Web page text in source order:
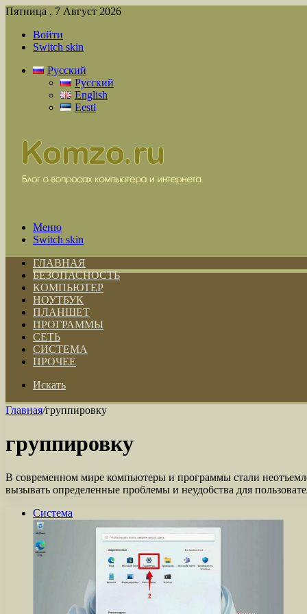
Пятница , 7 Август 2026
Войти
Switch skin
Русский
Русский
English
Eesti
Меню
Switch skin
ГЛАВНАЯ
БЕЗОПАСНОСТЬ
КОМПЬЮТЕР
НОУТБУК
ПЛАНШЕТ
ПРОГРАММЫ
СЕТЬ
СИСТЕМА
ПРОЧЕЕ
Искать
Главная/группировку
группировку
В современном мире компьютеры и программы стали
вызывать определенные проблемы и неудобства для
Система